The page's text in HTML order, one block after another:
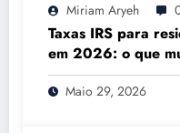
Miriam Aryeh
Taxas IRS para
em 2026: o que
das Finanças
Maio 29, 2026